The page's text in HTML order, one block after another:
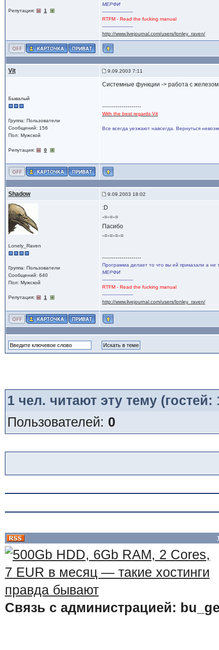
Репутация: 1
МЕРФИ
---------------------
RTFM - Read the fucking manual
---------------------
http://www.livejournal.com/users/lonley_raven/
Vit 9.09.2003 7:11
Бывалый
Группа: Пользователи
Сообщений: 156
Пол: Мужской
Репутация: 0
Системные функции -> работа с
--------------------
With the best regards Vit
Все всегда уезжают навсегда. Вернуться
Shadow 9.09.2003 18:02
Lonely_Raven
Группа: Пользователи
Сообщений: 640
Пол: Мужской
Репутация: 1
:D
-=-=-=
Пасибо
-=-=-=-=
--------------------
Программа делает то что вы ей приказали а
МЕРФИ
---------------------
RTFM - Read the fucking manual
---------------------
http://www.livejournal.com/users/lonley_raven/
1чел. читают эту тему
Пользователей: 0
Связь с администрацией: